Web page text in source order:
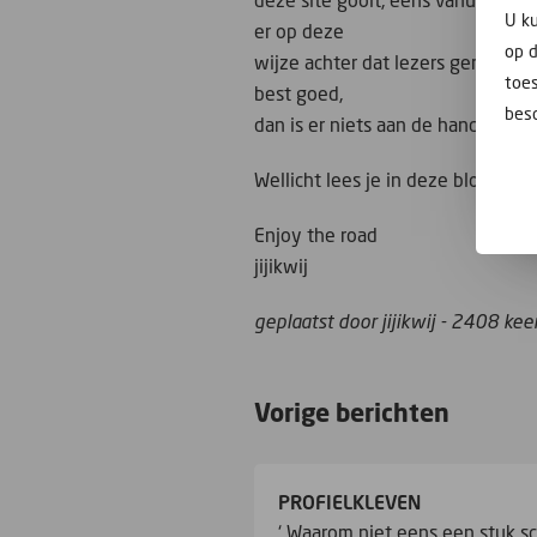
er op deze
wijze achter dat lezers
best goed,
dan is er niets aan de hand.
Wellicht lees je in deze blog ook
Enjoy the road
jijikwij
geplaatst door jijikwij - 2408
Vorige berichten
PROFIELKLEVEN
U
op